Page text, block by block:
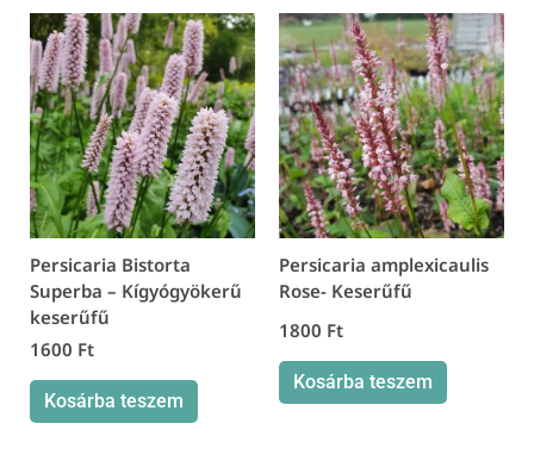
Persicaria Bistorta
Superba – Kígyógyökerű
keserűfű
1600 Ft
Kosárba teszem
Persicaria amplexicaulis
Rose- Keserűfű
1800 Ft
Kosárba teszem